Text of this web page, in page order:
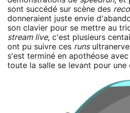
sont succédé sur scène des
donneraient juste envie
son clavier pour se mettre au
stream live, c'est plusieurs
ont pu suivre ces runs
s'est terminé en apothéose avec
toute la salle se levant pour une